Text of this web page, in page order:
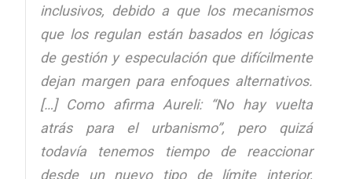
inclusivos, debido a que los mecanismos
que los regulan están basados en lógicas
de gestión y especulación que difícilmente
dejan margen para enfoques alternativos.
[…] Como afirma Aureli: “No hay vuelta
atrás para el urbanismo”, pero quizá
todavía tenemos tiempo de reaccionar
desde un nuevo tipo de límite interior,